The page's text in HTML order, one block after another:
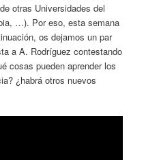
otras Universidades del
…). Por eso, esta semana
os dejamos un par
a A. Rodríguez contestando
cosas pueden aprender los
¿habrá otros nuevos